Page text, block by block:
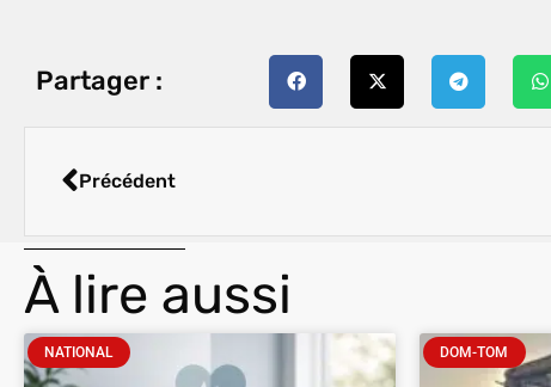
Partager :
Précédent
À lire aussi
NATIONAL DOM-TOM